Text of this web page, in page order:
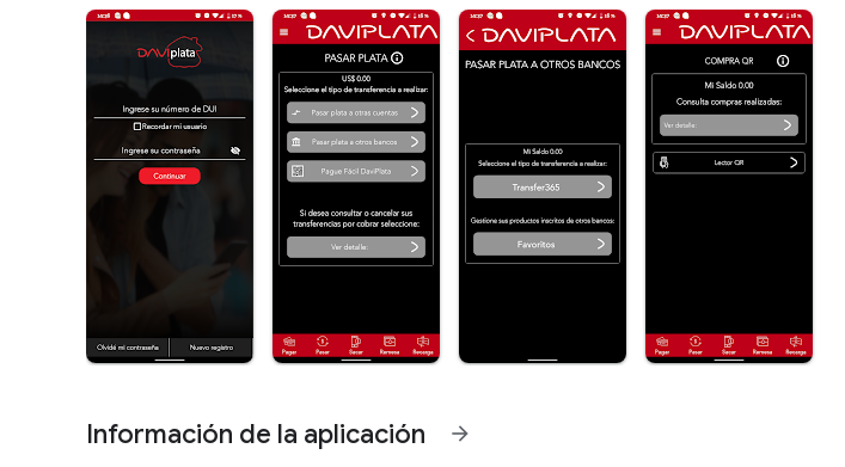
Información de la aplicación arrow_forward